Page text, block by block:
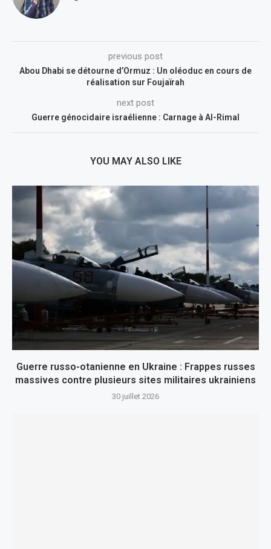
previous post
Abou Dhabi se détourne d’Ormuz : Un oléoduc en cours de
réalisation sur Foujaïrah
next post
Guerre génocidaire israélienne : Carnage à Al-Rimal
YOU MAY ALSO LIKE
Guerre russo-otanienne en Ukraine : Frappes russes
massives contre plusieurs sites militaires ukrainiens
30 juillet 2026